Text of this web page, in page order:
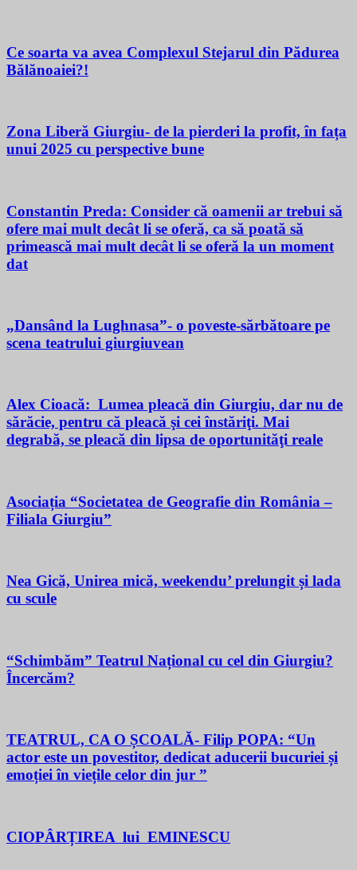
Ce soarta va avea Complexul Stejarul din Pădurea
Bălănoaiei?!
Zona Liberă Giurgiu- de la pierderi la profit, în fața
unui 2025 cu perspective bune
Constantin Preda: Consider că oamenii ar trebui să
ofere mai mult decât li se oferă, ca să poată să
primească mai mult decât li se oferă la un moment
dat
„Dansând la Lughnasa”- o poveste-sărbătoare pe
scena teatrului giurgiuvean
Alex Cioacă: Lumea pleacă din Giurgiu, dar nu de
sărăcie, pentru că pleacă şi cei înstăriţi. Mai
degrabă, se pleacă din lipsa de oportunităţi reale
Asociația “Societatea de Geografie din România –
Filiala Giurgiu”
Nea Gică, Unirea mică, weekendu’ prelungit și lada
cu scule
“Schimbăm” Teatrul Național cu cel din Giurgiu?
Încercăm?
TEATRUL, CA O ȘCOALĂ- Filip POPA: “Un
actor este un povestitor, dedicat aducerii bucuriei și
emoției în viețile celor din jur ”
CIOPÂRȚIREA lui EMINESCU